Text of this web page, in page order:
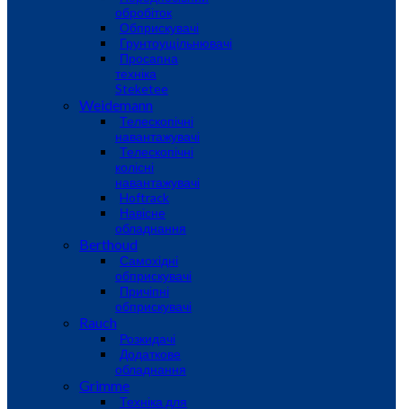
обробіток
Обприскувачі
Грунтоущільнювачі
Просапна
техніка
Steketee
Weidemann
Телескопічні
навантажувачі
Телескопічні
колісні
навантажувачі
Hoftrack
Навісне
обладнання
Berthoud
Самохідні
обприскувачі
Причіпні
обприскувачі
Rauch
Розкидачі
Додаткове
обладнання
Grimme
Техніка для